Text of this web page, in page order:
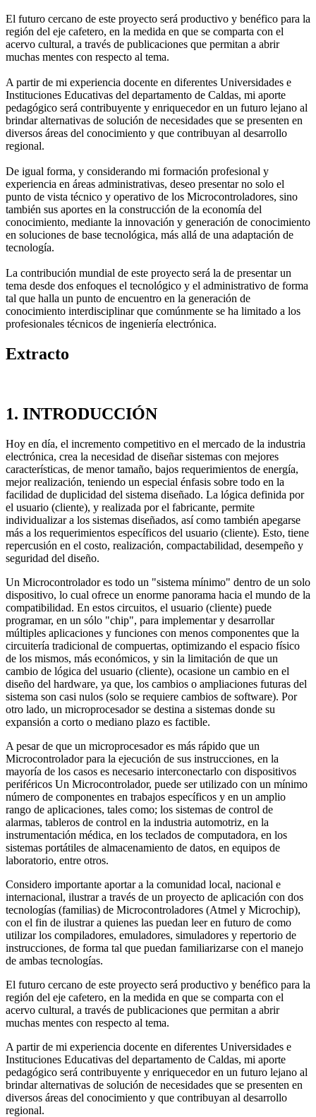
El futuro cercano de este proyecto será productivo y benéfico para la
región del eje cafetero, en la medida en que se comparta con el
acervo cultural, a través de publicaciones que permitan a abrir
muchas mentes con respecto al tema.
A partir de mi experiencia docente en diferentes Universidades e
Instituciones Educativas del departamento de Caldas, mi aporte
pedagógico será contribuyente y enriquecedor en un futuro lejano al
brindar alternativas de solución de necesidades que se presenten en
diversos áreas del conocimiento y que contribuyan al desarrollo
regional.
De igual forma, y considerando mi formación profesional y
experiencia en áreas administrativas, deseo presentar no solo el
punto de vista técnico y operativo de los Microcontroladores, sino
también sus aportes en la construcción de la economía del
conocimiento, mediante la innovación y generación de conocimiento
en soluciones de base tecnológica, más allá de una adaptación de
tecnología.
La contribución mundial de este proyecto será la de presentar un
tema desde dos enfoques el tecnológico y el administrativo de forma
tal que halla un punto de encuentro en la generación de
conocimiento interdisciplinar que comúnmente se ha limitado a los
profesionales técnicos de ingeniería electrónica.
Extracto
1. INTRODUCCIÓN
Hoy en día, el incremento competitivo en el mercado de la industria
electrónica, crea la necesidad de diseñar sistemas con mejores
características, de menor tamaño, bajos requerimientos de energía,
mejor realización, teniendo un especial énfasis sobre todo en la
facilidad de duplicidad del sistema diseñado. La lógica definida por
el usuario (cliente), y realizada por el fabricante, permite
individualizar a los sistemas diseñados, así como también apegarse
más a los requerimientos específicos del usuario (cliente). Esto, tiene
repercusión en el costo, realización, compactabilidad, desempeño y
seguridad del diseño.
Un Microcontrolador es todo un "sistema mínimo" dentro de un solo
dispositivo, lo cual ofrece un enorme panorama hacia el mundo de la
compatibilidad. En estos circuitos, el usuario (cliente) puede
programar, en un sólo "chip", para implementar y desarrollar
múltiples aplicaciones y funciones con menos componentes que la
circuitería tradicional de compuertas, optimizando el espacio físico
de los mismos, más económicos, y sin la limitación de que un
cambio de lógica del usuario (cliente), ocasione un cambio en el
diseño del hardware, ya que, los cambios o ampliaciones futuras del
sistema son casi nulos (solo se requiere cambios de software). Por
otro lado, un microprocesador se destina a sistemas donde su
expansión a corto o mediano plazo es factible.
A pesar de que un microprocesador es más rápido que un
Microcontrolador para la ejecución de sus instrucciones, en la
mayoría de los casos es necesario interconectarlo con dispositivos
periféricos Un Microcontrolador, puede ser utilizado con un mínimo
número de componentes en trabajos específicos y en un amplio
rango de aplicaciones, tales como; los sistemas de control de
alarmas, tableros de control en la industria automotriz, en la
instrumentación médica, en los teclados de computadora, en los
sistemas portátiles de almacenamiento de datos, en equipos de
laboratorio, entre otros.
Considero importante aportar a la comunidad local, nacional e
internacional, ilustrar a través de un proyecto de aplicación con dos
tecnologías (familias) de Microcontroladores (Atmel y Microchip),
con el fin de ilustrar a quienes las puedan leer en futuro de como
utilizar los compiladores, emuladores, simuladores y repertorio de
instrucciones, de forma tal que puedan familiarizarse con el manejo
de ambas tecnologías.
El futuro cercano de este proyecto será productivo y benéfico para la
región del eje cafetero, en la medida en que se comparta con el
acervo cultural, a través de publicaciones que permitan a abrir
muchas mentes con respecto al tema.
A partir de mi experiencia docente en diferentes Universidades e
Instituciones Educativas del departamento de Caldas, mi aporte
pedagógico será contribuyente y enriquecedor en un futuro lejano al
brindar alternativas de solución de necesidades que se presenten en
diversos áreas del conocimiento y que contribuyan al desarrollo
regional.